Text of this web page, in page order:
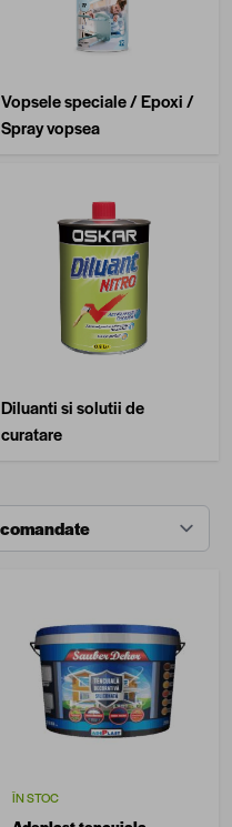
Vopsele speciale / Epoxi /
Spray vopsea
Diluanti si solutii de
curatare
ÎN STOC